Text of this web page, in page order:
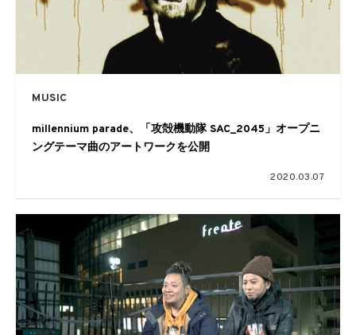
MUSIC
millennium parade、「攻殻機動隊 SAC_2045」オープニ
ングテーマ曲のアートワークを公開
2020.03.07